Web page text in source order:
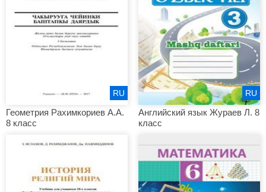
Геометрия Рахимкориев А.А.
8 класс
RU
Английский язык Жураев Л. 8
класс
RU